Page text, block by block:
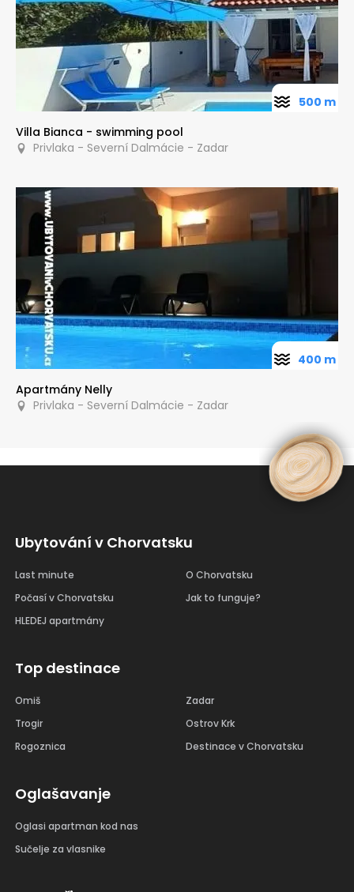
Villa Bianca - swimming pool
Privlaka - Severní Dalmácie - Zadar
500 m
Apartmány Nelly
Privlaka - Severní Dalmácie - Zadar
400 m
Ubytování v Chorvatsku
Last minute
Počasí v Chorvatsku
HLEDEJ apartmány
O Chorvatsku
Jak to funguje?
Top destinace
Omiš
Trogir
Rogoznica
Zadar
Ostrov Krk
Destinace v Chorvatsku
Oglašavanje
Oglasi apartman kod nas
Sučelje za vlasnike